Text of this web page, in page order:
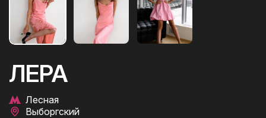
ЛЕРА
Лесная
Выборгский